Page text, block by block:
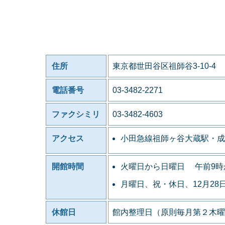
住所 東京都世田谷区祖師谷3-10-4
電話番号 03-3482-2271
ファクシミリ 03-3482-4603
アクセス 小田急線祖師ヶ谷大蔵駅・
開館時間 火曜日から日曜日 午前9時
月曜日、祝・休日、12月
休館日 館内整理日（原則毎月第２木